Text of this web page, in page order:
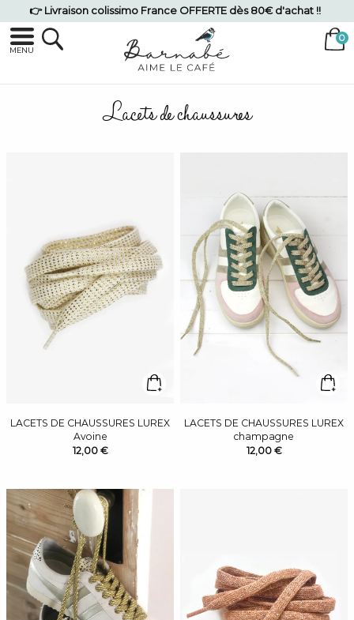
👉 Livraison colissimo France OFFERTE dès 80€ d'achat !!
MENU
Lacets de chaussures
LACETS DE CHAUSSURES LUREX
Avoine
12,00 €
LACETS DE CHAUSSURES LUREX
champagne
12,00 €